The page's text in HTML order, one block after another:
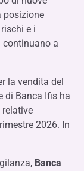
posizione
e i
continuano a
la vendita del
di Banca Ifis ha
relative
2026. In
Banca